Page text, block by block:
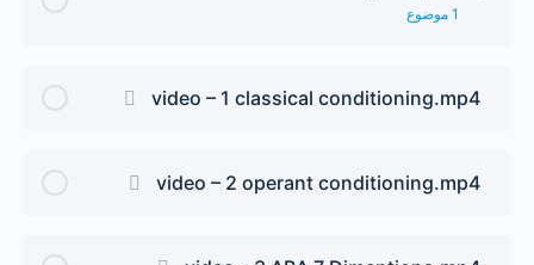
1 موضوع
video – 1 classical conditioning.mp4
video – 2 operant conditioning.mp4